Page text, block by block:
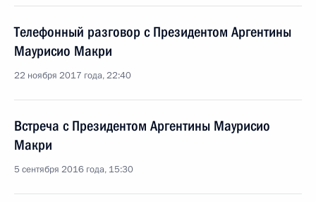
Телефонный разговор с Президентом Аргентины
Маурисио Макри
22 ноября 2017 года, 22:40
Встреча с Президентом Аргентины Маурисио
Макри
5 сентября 2016 года, 15:30